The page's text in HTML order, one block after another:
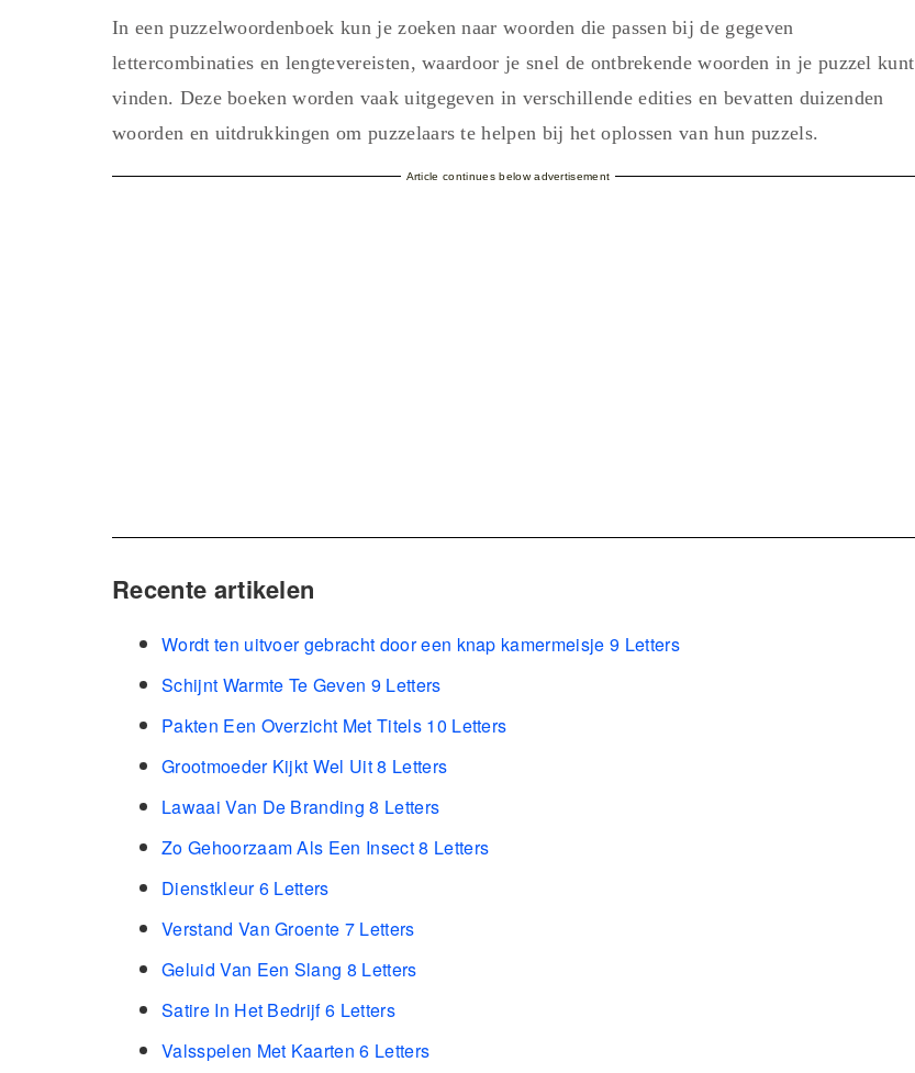
In een puzzelwoordenboek kun je zoeken naar woorden die passen bij de gegeven
lettercombinaties en lengtevereisten, waardoor je snel de ontbrekende woorden in je puzzel kunt
vinden. Deze boeken worden vaak uitgegeven in verschillende edities en bevatten duizenden
woorden en uitdrukkingen om puzzelaars te helpen bij het oplossen van hun puzzels.
Article continues below advertisement
Recente artikelen
Wordt ten uitvoer gebracht door een knap kamermeisje 9 Letters
Schijnt Warmte Te Geven 9 Letters
Pakten Een Overzicht Met Titels 10 Letters
Grootmoeder Kijkt Wel Uit 8 Letters
Lawaai Van De Branding 8 Letters
Zo Gehoorzaam Als Een Insect 8 Letters
Dienstkleur 6 Letters
Verstand Van Groente 7 Letters
Geluid Van Een Slang 8 Letters
Satire In Het Bedrijf 6 Letters
Valsspelen Met Kaarten 6 Letters